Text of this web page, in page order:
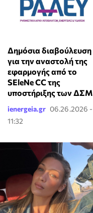
Δημόσια διαβούλευση
για την αναστολή της
εφαρμογής από το
SEleNe CC της
υποστήριξης των ΔΣΜ
ienergeia.gr 06.26.2026 -
11:32